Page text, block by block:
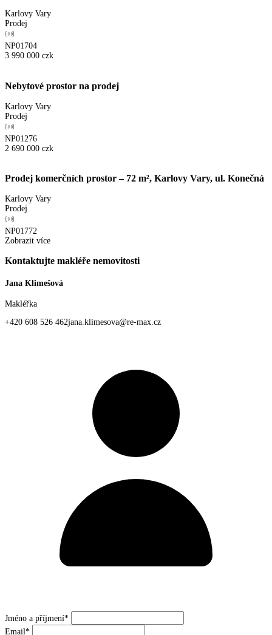
Karlovy Vary
Prodej
NP01704
3 990 000 czk
Nebytové prostor na prodej
Karlovy Vary
Prodej
NP01276
2 690 000 czk
Prodej komerčních prostor – 72 m², Karlovy Vary, ul. Konečná
Karlovy Vary
Prodej
NP01772
Zobrazit více
Kontaktujte makléře nemovitosti
Jana Klimešová
Makléřka
+420 608 526 462jana.klimesova@re-max.cz
Jméno a příjmení*
Email*